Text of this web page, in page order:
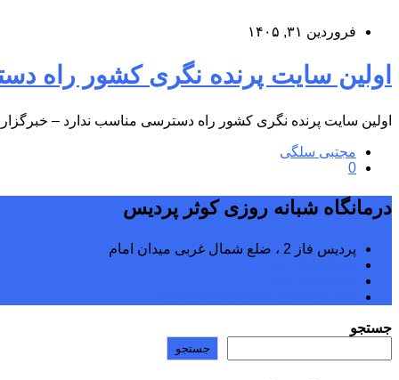
فروردین ۳۱, ۱۴۰۵
اولین سایت پرنده نگری کشور راه دسترسی مناسب ندارد
اولین سایت پرنده نگری کشور راه دسترسی مناسب ندارد –
مجتبی سلگی
0
درمانگاه شبانه روزی کوثر پردیس
پردیس فاز 2 ، ضلع شمال غربی میدان امام
جستجو
جستجو